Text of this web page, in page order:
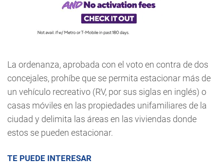
La ordenanza, aprobada con el voto en contra de dos
concejales, prohíbe que se permita estacionar más de
un vehículo recreativo (RV, por sus siglas en inglés) o
casas móviles en las propiedades unifamiliares de la
ciudad y delimita las áreas en las viviendas donde
estos se pueden estacionar.
TE PUEDE INTERESAR